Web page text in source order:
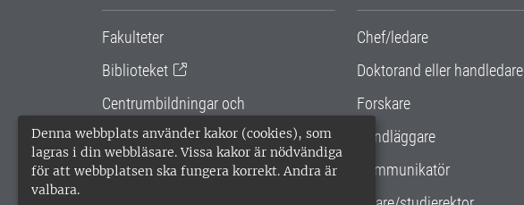
Denna webbplats använder kakor (cookies), som
lagras i din webbläsare. Vissa kakor är nödvändiga
för att webbplatsen ska fungera korrekt. Andra är
valbara.
Fakulteter
Biblioteket
Centrumbildningar och
samarbetsprojekt
Gemensamma verksamhetsstödet
Chef/ledare
Doktorand eller handledare
Forskare
Handläggare
Kommunikatör